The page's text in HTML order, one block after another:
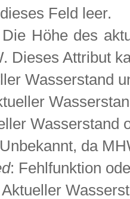
Feld leer.
Höhe des
Dieses Attribut
Wasserstand
Wasserstand
da
: Fehlfunktion